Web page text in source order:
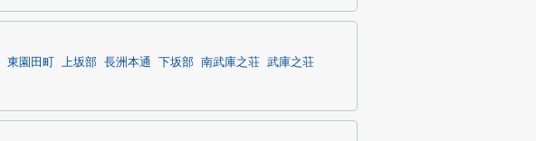
東園田町 上坂部 長洲本通 下坂部 南武庫之荘 武庫之荘